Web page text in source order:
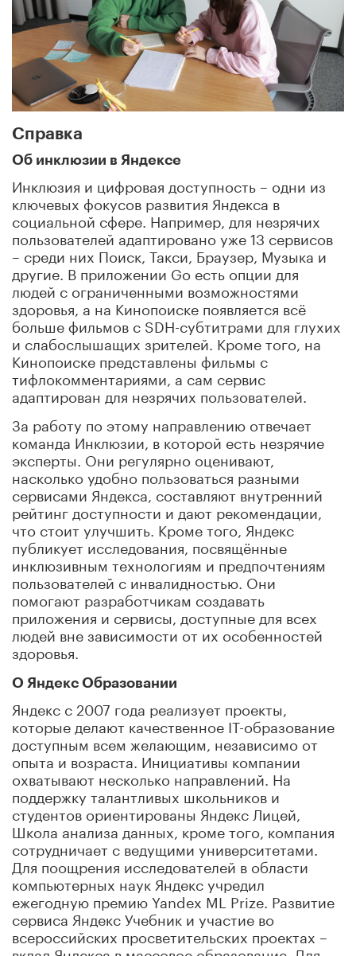
Справка
Об инклюзии в Яндексе
Инклюзия и цифровая доступность – одни из
ключевых фокусов развития Яндекса в
социальной сфере. Например, для незрячих
пользователей адаптировано уже 13 сервисов
– среди них Поиск, Такси, Браузер, Музыка и
другие. В приложении Go есть опции для
людей с ограниченными возможностями
здоровья, а на Кинопоиске появляется всё
больше фильмов с SDH-субтитрами для глухих
и слабослышащих зрителей. Кроме того, на
Кинопоиске представлены фильмы с
тифлокомментариями, а сам сервис
адаптирован для незрячих пользователей.
За работу по этому направлению отвечает
команда Инклюзии, в которой есть незрячие
эксперты. Они регулярно оценивают,
насколько удобно пользоваться разными
сервисами Яндекса, составляют внутренний
рейтинг доступности и дают рекомендации,
что стоит улучшить. Кроме того, Яндекс
публикует исследования, посвящённые
инклюзивным технологиям и предпочтениям
пользователей с инвалидностью. Они
помогают разработчикам создавать
приложения и сервисы, доступные для всех
людей вне зависимости от их особенностей
здоровья.
О Яндекс Образовании
Яндекс с 2007 года реализует проекты,
которые делают качественное IT-образование
доступным всем желающим, независимо от
опыта и возраста. Инициативы компании
охватывают несколько направлений. На
поддержку талантливых школьников и
студентов ориентированы Яндекс Лицей,
Школа анализа данных, кроме того, компания
сотрудничает с ведущими университетами.
Для поощрения исследователей в области
компьютерных наук Яндекс учредил
ежегодную премию Yandex ML Prize. Развитие
сервиса Яндекс Учебник и участие во
всероссийских просветительских проектах –